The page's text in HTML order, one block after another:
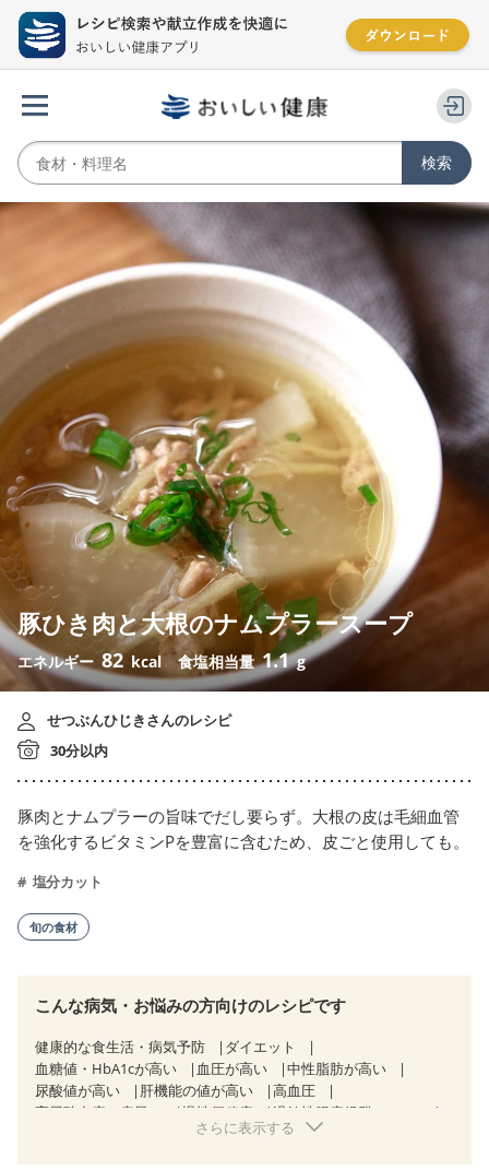
豚ひき肉と大根のナムプラースープ
エネルギー 82 kcal 食塩相当量1.1 g
せつぶんひじきさんのレシピ
30分以内
豚肉とナムプラーの旨味でだし要らず。大根の皮は毛細血管
を強化するビタミンPを豊富に含むため、皮ごと使用しても。
塩分カット
旬の食材
こんな病気・お悩みの方向けのレシピです
健康的な食生活・病気予防
ダイエット
血糖値・HbA1cが高い
血圧が高い
中性脂肪が高い
尿酸値が高い
肝機能の値が高い
高血圧
高尿酸血症（痛風）
慢性便秘症
過敏性腸症候群（IBS）
乳がん（抗がん剤治療中）
乳がん（ホルモン療法中）
さらに表示する